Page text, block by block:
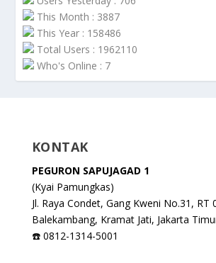
This Month : 3887
This Year : 158486
Total Users : 1962110
Who's Online : 7
KONTAK
PEGURON SAPUJAGAD 1
(Kyai Pamungkas)
Jl. Raya Condet, Gang Kweni No.31, RT
Balekambang, Kramat Jati, Jakarta
☎️ 0812-1314-5001